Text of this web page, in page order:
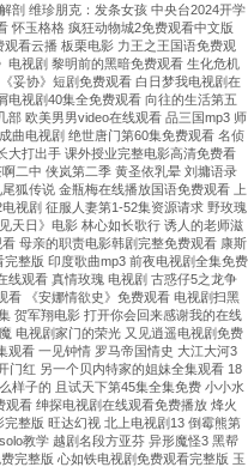
剖 维珍朋克：发条女孩 中央台2024开学
怀玉格格 疯狂动物城2免费观看中文版
看云播 板栗电影 力王之王国语免费观
电视剧 黎明前的黑暗免费观看 生化危机
妥协》短剧免费观看 白日梦我电视剧在
电视剧40集全免费观看 向往的生活第五
部 欧美男男video在线观看 品三国mp3 师
曲电视剧 绝世唐门第60集免费观看 名侦
大打出手 课外授业完整电影高清免费看
二中 侠岚第二季 黄圣依乳晕 刘墉语录
狐传说 金瓶梅在线播放国语免费观看 上
视剧 征服人妻第1-52集资源请求 野玫瑰
天日》电影 林心如长歌行 诱人的老师滋
母亲的职责电影韩剧完整免费观看 康斯
整版 印度歌曲mp3 前夜电视剧全集免费
线观看 真情玫瑰 电视剧 古惑仔5之龙争
看 《安娜情欲史》免费观看 电视剧扫黑
贺军翔电影 打开你会回来感谢我的在线
电视剧家门的荣光 又见逍遥电视剧免费
观看 一见钟情 罗马帝国情史 大江大河3
门红 另一个贝内特家的姐妹全集观看 18
样子的 且试天下第45集全集免费 小小水
看 绅探电视剧在线观看免费播放 烽火
整版 旺达幻视 北上电视剧13 倒霉熊第
教学 越剧名段方亚芬 异形魔怪3 黑帮
完整版 心如铁电视剧免费观看完整版 玉